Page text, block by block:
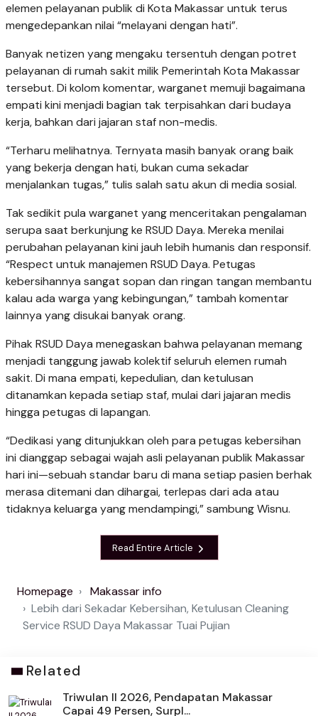
elemen pelayanan publik di Kota Makassar untuk terus
mengedepankan nilai “melayani dengan hati”.
Banyak netizen yang mengaku tersentuh dengan potret
pelayanan di rumah sakit milik Pemerintah Kota Makassar
tersebut. Di kolom komentar, warganet memuji bagaimana
empati kini menjadi bagian tak terpisahkan dari budaya
kerja, bahkan dari jajaran staf non-medis.
“Terharu melihatnya. Ternyata masih banyak orang baik
yang bekerja dengan hati, bukan cuma sekadar
menjalankan tugas,” tulis salah satu akun di media sosial.
Tak sedikit pula warganet yang menceritakan pengalaman
serupa saat berkunjung ke RSUD Daya. Mereka menilai
perubahan pelayanan kini jauh lebih humanis dan responsif.
“Respect untuk manajemen RSUD Daya. Petugas
kebersihannya sangat sopan dan ringan tangan membantu
kalau ada warga yang kebingungan,” tambah komentar
lainnya yang disukai banyak orang.
Pihak RSUD Daya menegaskan bahwa pelayanan memang
menjadi tanggung jawab kolektif seluruh elemen rumah
sakit. Di mana empati, kepedulian, dan ketulusan
ditanamkan kepada setiap staf, mulai dari jajaran medis
hingga petugas di lapangan.
“Dedikasi yang ditunjukkan oleh para petugas kebersihan
ini dianggap sebagai wajah asli pelayanan publik Makassar
hari ini—sebuah standar baru di mana setiap pasien berhak
merasa ditemani dan dihargai, terlepas dari ada atau
tidaknya keluarga yang mendampingi,” sambung Wisnu.
Read Entire Article
Homepage
Makassar info
Lebih dari Sekadar Kebersihan, Ketulusan Cleaning
Service RSUD Daya Makassar Tuai Pujian
Related
Triwulan II 2026, Pendapatan Makassar
Capai 49 Persen, Surpl...